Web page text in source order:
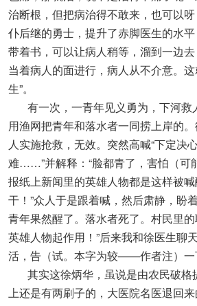
治断根，但把病治得不敢来，也可以
仆后继的勇士，提升了赤脚医生的水
带着书，可以让病人稍等，溜到一边
当着病人的面进行，病人从不介意。
生”。
有一次，一青年见义勇为，下河救
用渔网把青年和落水者一同捞上岸的
人实施抢救，无效。突然高喊“下定决
难……”并解释：“脸都青了，害怕（可
报纸上新闻里的英雄人物都是这样被
干！”众人于是跟着喊，然后肃静，盼
青年果然醒了。落水者死了。村民里
英雄人物起作用！”后来我和徐医生聊
活，告（试。本字为较——作者注）一
其实这徐炳华，虽说是由农民破格
上还是有两刷子的，大医院名医退回